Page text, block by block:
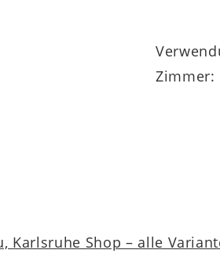
Zimmer:
Karlsruhe Shop – alle